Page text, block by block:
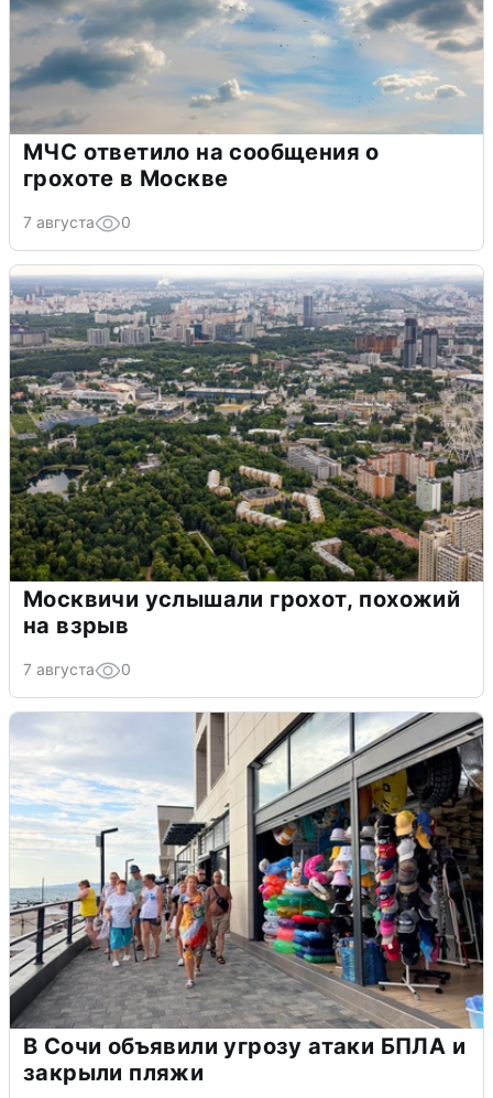
МЧС ответило на сообщения о
грохоте в Москве
7 августа 0
Москвичи услышали грохот, похожий
на взрыв
7 августа 0
В Сочи объявили угрозу атаки БПЛА и
закрыли пляжи